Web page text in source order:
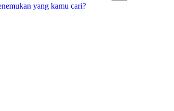
yang kamu cari?